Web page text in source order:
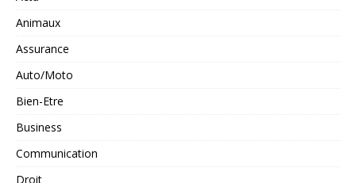
Animaux
Assurance
Auto/Moto
Bien-Etre
Business
Communication
Droit